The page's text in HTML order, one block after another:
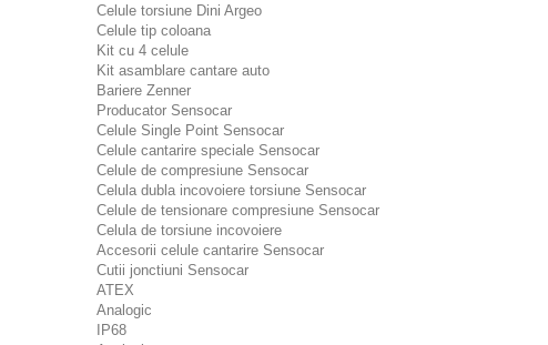
Celule torsiune Dini Argeo
Celule tip coloana
Kit cu 4 celule
Kit asamblare cantare auto
Bariere Zenner
Producator Sensocar
Celule Single Point Sensocar
Celule cantarire speciale Sensocar
Celule de compresiune Sensocar
Celula dubla incovoiere torsiune Sensocar
Celule de tensionare compresiune Sensocar
Celula de torsiune incovoiere
Accesorii celule cantarire Sensocar
Cutii jonctiuni Sensocar
ATEX
Analogic
IP68